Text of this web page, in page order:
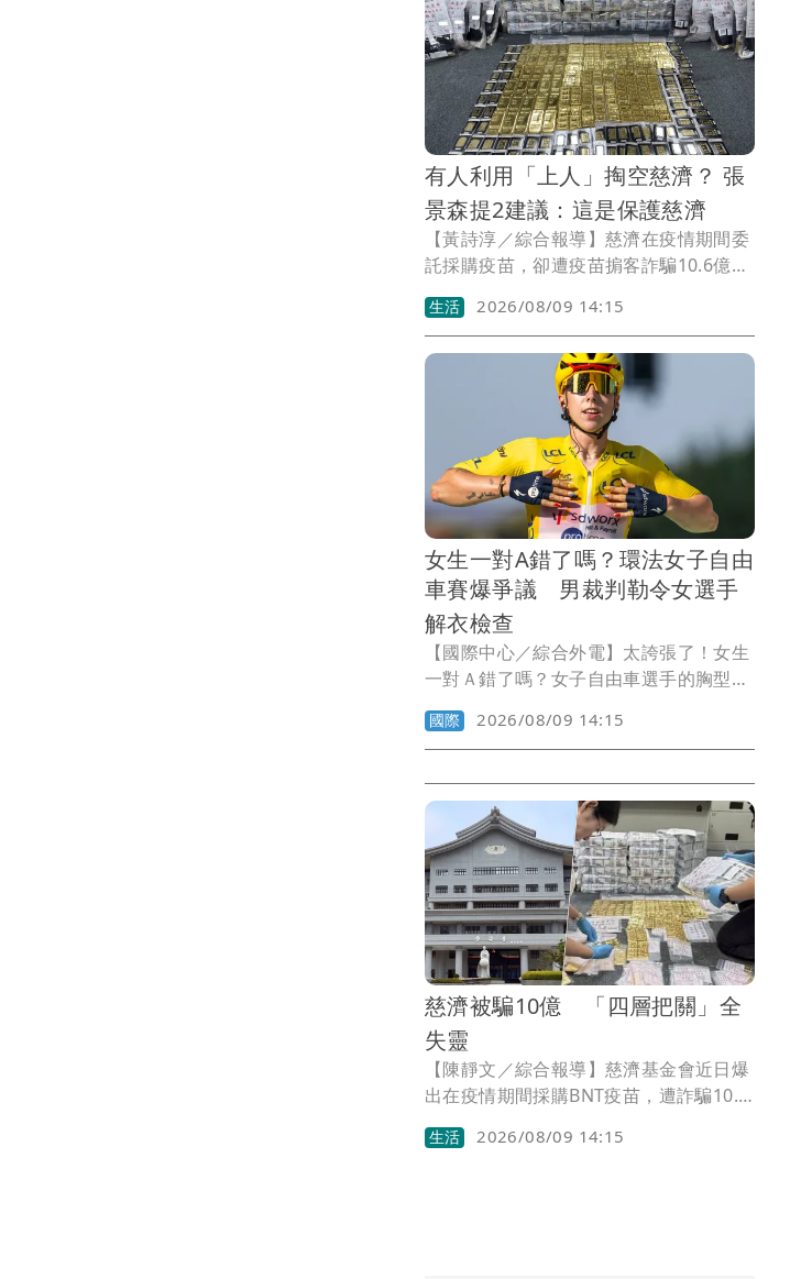
覽。
有人利用「上人」掏空慈濟？ 張
景森提2建議：這是保護慈濟
【黃詩淳／綜合報導】慈濟在疫情期間委
託採購疫苗，卻遭疫苗掮客詐騙10.6億
元，引發社會關注，前行政院政務委員張
景森表示，「上人也是人，是人就可能受
騙」，他希望慈濟展開「自淨」，並提出
2點建議。
生活 2026/08/09 14:15
女生一對A錯了嗎？環法女子自由
車賽爆爭議 男裁判勒令女選手
解衣檢查
【國際中心／綜合外電】太誇張了！女生
一對Ａ錯了嗎？女子自由車選手的胸型尺
寸也會影響競賽成績嗎？自由車界頂級賽
事環法女子自由車賽（Tour de France
Femmes）傳出爭議事件，主辦單位為了
檢查身材較瘦的參賽選手是否在車衣內暗
藏「胸部整流罩（Chest Fairing）」，
藉以降低風阻獲得競爭優勢，竟然要求較
瘦的女子選手在室外解衣，以供男性裁判
檢查！
國際 2026/08/09 14:15
慈濟被騙10億 「四層把關」全
失靈
【陳靜文／綜合報導】慈濟基金會近日爆
出在疫情期間採購BNT疫苗，遭詐騙10.6
億，因為慈濟一開始的聲明並未對詐騙過
程多做說明，也沒提告，讓外界質疑慈濟
生活 2026/08/09 14:15